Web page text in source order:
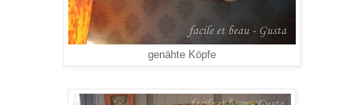
genähte Köpfe